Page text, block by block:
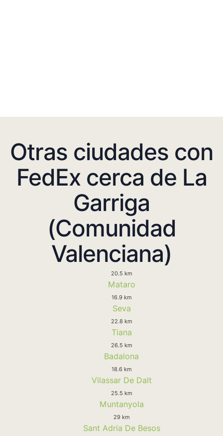
Otras ciudades con
FedEx cerca de La
Garriga
(Comunidad
Valenciana)
20.5 km
Mataro
16.9 km
Seva
22.8 km
Tiana
26.5 km
Badalona
18.6 km
Vilassar De Dalt
25.5 km
Muntanyola
29 km
Sant Adria De Besos